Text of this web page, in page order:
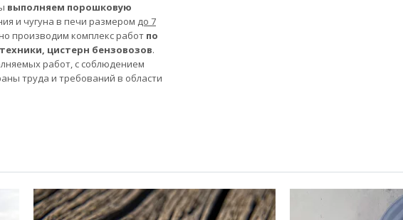
выполняем порошковую
и чугуна в печи размером до 7
производим комплекс работ по
цистерн бензовозов.
работ, с соблюдением
труда и требований в области